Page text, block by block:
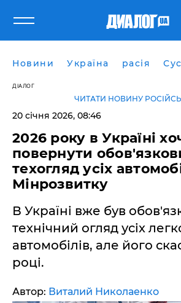
Новини Україна расія
ДІАЛОГ
ЧИТАТИ НОВИНУ
20 січня 2026, 08:46
2026 року в Україні
повернути
техогляд усіх
Мінрозвитку
В Україні вже був
технічний огляд усіх
автомобілів, але його
році.
Автор: Виталий Николаенко